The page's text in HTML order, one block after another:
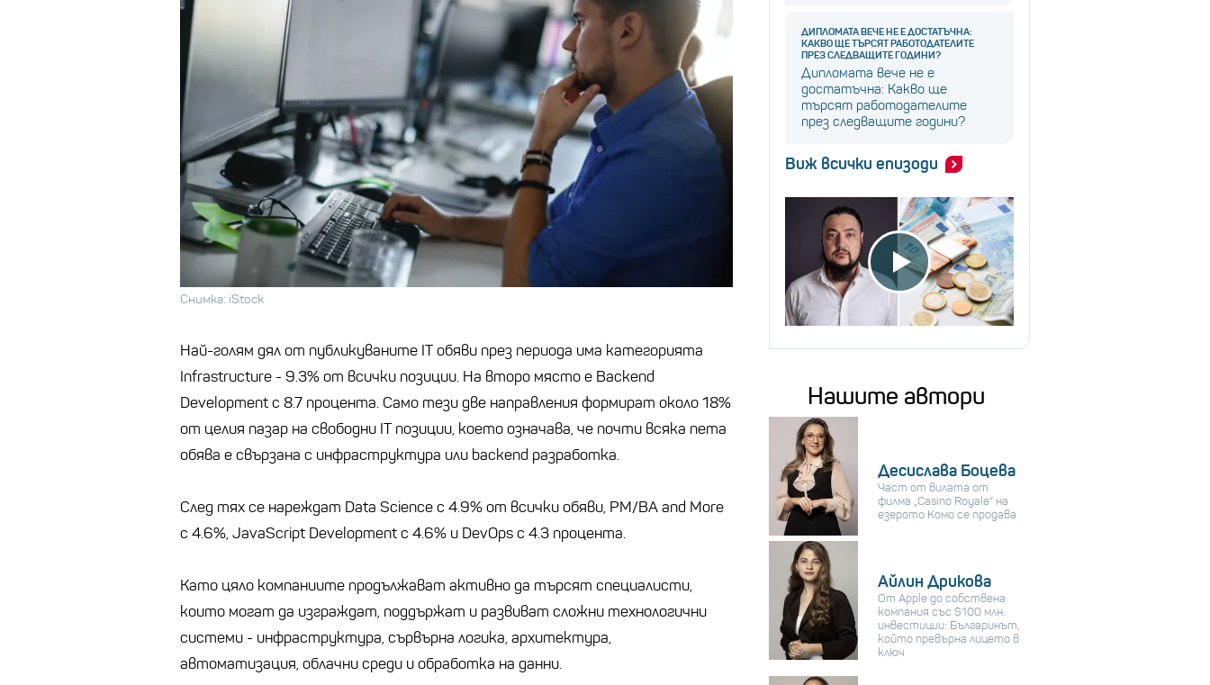
Снимка: iStock
Най-голям дял от публикуваните IT обяви през периода има категорията
Infrastructure - 9.3% от всички позиции. На второ място е Backend
Development с 8.7 процента. Само тези две направления формират около 18%
от целия пазар на свободни IT позиции, което означава, че почти всяка пета
обява е свързана с инфраструктура или backend разработка.
След тях се нареждат Data Science с 4.9% от всички обяви, PM/BA and More
с 4.6%, JavaScript Development с 4.6% и DevOps с 4.3 процента.
Като цяло компаниите продължават активно да търсят специалисти,
които могат да изграждат, поддържат и развиват сложни технологични
системи - инфраструктура, сървърна логика, архитектура,
автоматизация, облачни среди и обработка на данни.
ДИПЛОМАТА ВЕЧЕ НЕ Е ДОСТАТЪЧНА:
КАКВО ЩЕ ТЪРСЯТ РАБОТОДАТЕЛИТЕ
ПРЕЗ СЛЕДВАЩИТЕ ГОДИНИ?
Дипломата вече не е
достатъчна: Какво ще
търсят работодателите
през следващите години?
Виж всички епизоди
Нашите автори
Десислава Боцева
Част от вилата от
филма „Casino Royale“ на
езерото Комо се продава
Айлин Дрикова
От Apple до собствена
компания със $100 млн.
инвестиции: Българинът,
който превърна лицето в
ключ